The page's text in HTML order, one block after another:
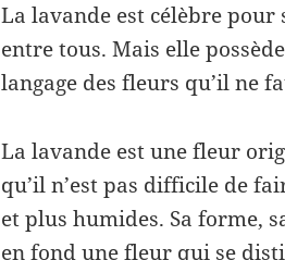
La lavande est célèbre
entre tous. Mais elle
langage des fleurs qu’il ne
La lavande est une fleur
qu’il n’est pas difficile de
et plus humides. Sa forme,
en fond une fleur qui se